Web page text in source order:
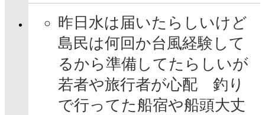
昨日水は届いたらしいけど
島民は何回か台風経験して
るから準備してたらしいが
若者や旅行者が心配 釣り
で行ってた船宿や船頭大丈